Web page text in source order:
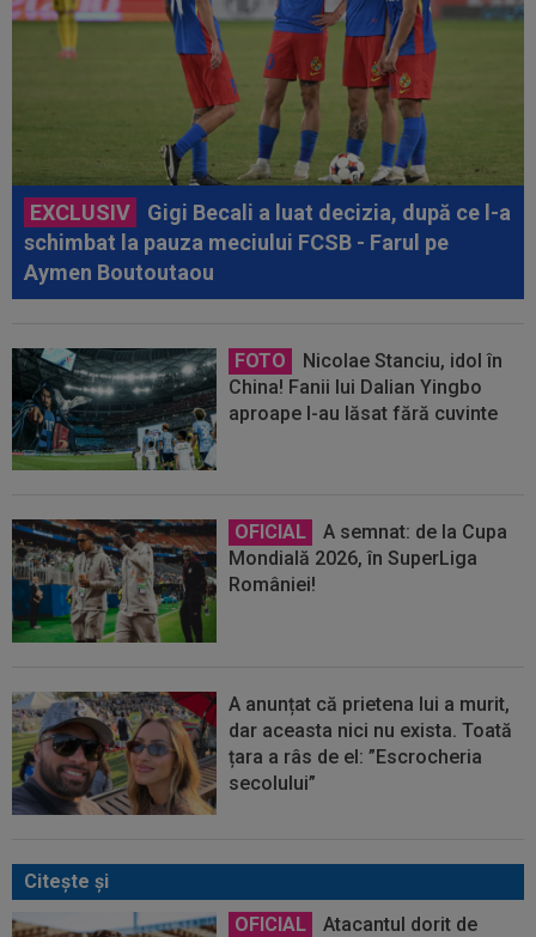
EXCLUSIV
Gigi Becali a luat decizia, după ce l-a
schimbat la pauza meciului FCSB - Farul pe
Aymen Boutoutaou
FOTO
Nicolae Stanciu, idol în
China! Fanii lui Dalian Yingbo
aproape l-au lăsat fără cuvinte
OFICIAL
A semnat: de la Cupa
Mondială 2026, în SuperLiga
României!
A anunțat că prietena lui a murit,
dar aceasta nici nu exista. Toată
țara a râs de el: ”Escrocheria
secolului”
Citeşte şi
OFICIAL
Atacantul dorit de